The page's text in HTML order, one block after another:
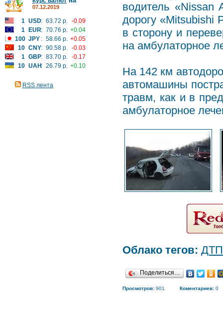
07.12.2019
1 USD: 63.72 р. -0.09
1
EUR: 70.76 р. +0.04
100 JPY : 58.66 р. +0.05
10 CNY: 90.58 р. -0.03
1 GBP: 83.70 р. -0.17
10 UAH: 26.79 р. +0.10
RSS лента
водитель «Nissan
дорогу «Mitsubishi
в сторону и
на амбулаторное
На 142 км
автомашины
травм, как и в
амбулаторное
Облако тегов: ДТП
Поделиться…
Просмотров: 901 Коментариев: 0